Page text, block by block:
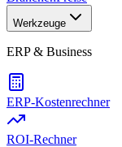
Werkzeuge
ERP & Business
ERP-Kostenrechner
ROI-Rechner